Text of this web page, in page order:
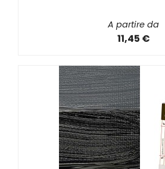
A partire da
11,45 €